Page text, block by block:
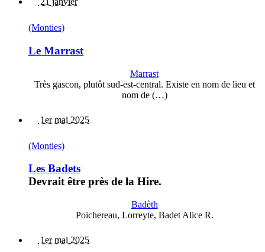
(Monties)
Le Marrast
Marrast
Très gascon, plutôt sud-est-central. Existe en nom de lieu et
nom de (…)
1er mai 2025
(Monties)
Les Badets
Devrait être près de la Hire.
Badèth
Poichereau, Lorreyte, Badet Alice R.
1er mai 2025